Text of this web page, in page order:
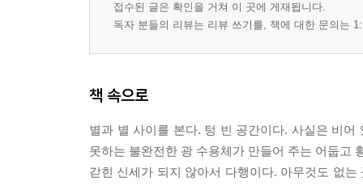
접수된 글은 확인을 거쳐 이 곳에 게재됩니다.
독자 분들의 리뷰는 리뷰 쓰기를, 책에 대한 문의는
책 속으로
별과 별 사이를 본다. 텅 빈 공간이다. 사실은 비
못하는 불완전한 광 수용체가 만들어 주는 어둡고
갇힌 신세가 되지 않아서 다행이다. 아무것도 없